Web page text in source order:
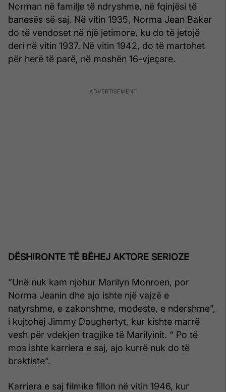
Norman në familje të ndryshme, në fqinjësi të
banesës së saj. Në vitin 1935, Norma Jean Baker
do të vendoset në një jetimore, ku do të jetojë
deri në vitin 1937. Në vitin 1942, do të martohet
për herë të parë, në moshën 16-vjeçare.
DËSHIRONTE TË BËHEJ AKTORE SERIOZE
“Unë nuk kam njohur Marilyn Monroen, por
Norma Jeanin dhe ajo ishte një vajzë e
natyrshme, e zakonshme, modeste, e ndershme”,
i kujtohej Jimmy Doughertyt, kur kishte marrë
vesh për vdekjen tragjike të Marilyinit. “ Po të
mos ishte karriera e saj, ajo kurrë nuk do të
braktiste”.
Karriera e saj filmike fillon në vitin 1946, kur